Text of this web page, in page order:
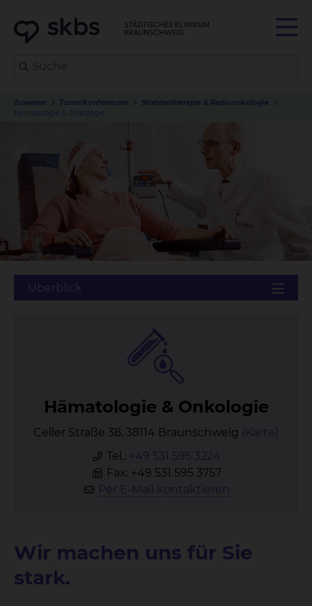
Zuweiser Tumorkonferenzen
Strahlentherapie & Radioonkologie
Hämatologie & Onkologie
Hä­ma­to­lo­gie & On­ko­lo­gie
Celler Straße 38, 38114 Braunschweig (Karte)
Tel.: +49 531 595 3224
Fax: +49 531 595 3757
Per E-Mail kontaktieren
Wir machen uns für Sie
stark.